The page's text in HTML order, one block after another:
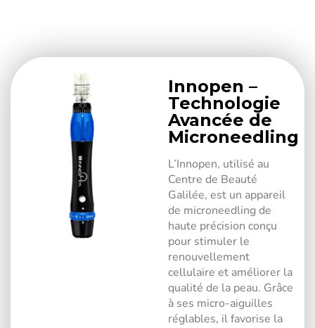
Innopen –
Technologie
Avancée de
Microneedling
L’Innopen, utilisé au
Centre de Beauté
Galilée, est un appareil
de microneedling de
haute précision conçu
pour stimuler le
renouvellement
cellulaire et améliorer la
qualité de la peau. Grâce
à ses micro-aiguilles
réglables, il favorise la